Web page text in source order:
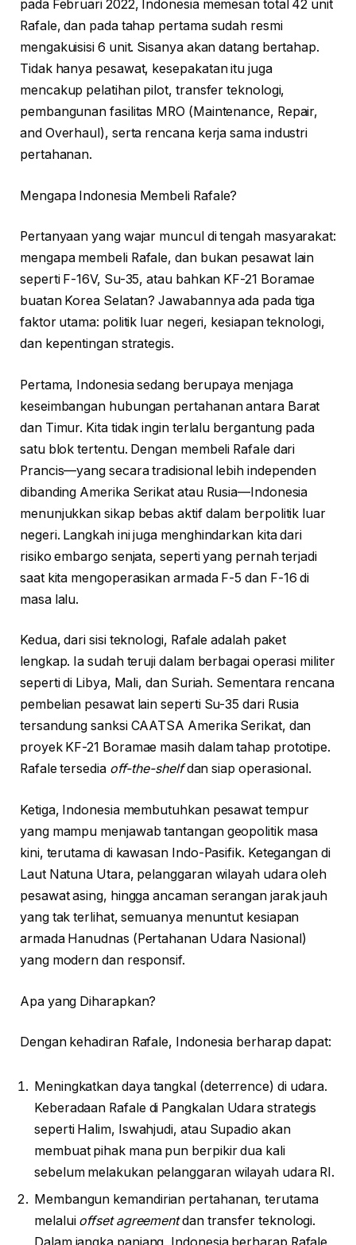
pada Februari 2022, Indonesia memesan total 42 unit
Rafale, dan pada tahap pertama sudah resmi
mengakuisisi 6 unit. Sisanya akan datang bertahap.
Tidak hanya pesawat, kesepakatan itu juga
mencakup pelatihan pilot, transfer teknologi,
pembangunan fasilitas MRO (Maintenance, Repair,
and Overhaul), serta rencana kerja sama industri
pertahanan.
Mengapa Indonesia Membeli Rafale?
Pertanyaan yang wajar muncul di tengah masyarakat:
mengapa membeli Rafale, dan bukan pesawat lain
seperti F-16V, Su-35, atau bahkan KF-21 Boramae
buatan Korea Selatan? Jawabannya ada pada tiga
faktor utama: politik luar negeri, kesiapan teknologi,
dan kepentingan strategis.
Pertama, Indonesia sedang berupaya menjaga
keseimbangan hubungan pertahanan antara Barat
dan Timur. Kita tidak ingin terlalu bergantung pada
satu blok tertentu. Dengan membeli Rafale dari
Prancis—yang secara tradisional lebih independen
dibanding Amerika Serikat atau Rusia—Indonesia
menunjukkan sikap bebas aktif dalam berpolitik luar
negeri. Langkah ini juga menghindarkan kita dari
risiko embargo senjata, seperti yang pernah terjadi
saat kita mengoperasikan armada F-5 dan F-16 di
masa lalu.
Kedua, dari sisi teknologi, Rafale adalah paket
lengkap. Ia sudah teruji dalam berbagai operasi militer
seperti di Libya, Mali, dan Suriah. Sementara rencana
pembelian pesawat lain seperti Su-35 dari Rusia
tersandung sanksi CAATSA Amerika Serikat, dan
proyek KF-21 Boramae masih dalam tahap prototipe.
Rafale tersedia off-the-shelfdan siap operasional.
Ketiga, Indonesia membutuhkan pesawat tempur
yang mampu menjawab tantangan geopolitik masa
kini, terutama di kawasan Indo-Pasifik. Ketegangan di
Laut Natuna Utara, pelanggaran wilayah udara oleh
pesawat asing, hingga ancaman serangan jarak jauh
yang tak terlihat, semuanya menuntut kesiapan
armada Hanudnas (Pertahanan Udara Nasional)
yang modern dan responsif.
Apa yang Diharapkan?
Dengan kehadiran Rafale, Indonesia berharap dapat:
Meningkatkan daya tangkal (deterrence) di udara.
Keberadaan Rafale di Pangkalan Udara strategis
seperti Halim, Iswahjudi, atau Supadio akan
membuat pihak mana pun berpikir dua kali
sebelum melakukan pelanggaran wilayah udara RI.
Membangun kemandirian pertahanan, terutama
melalui offset agreementdan transfer teknologi.